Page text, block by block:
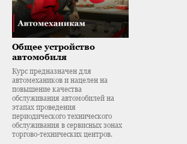
Общее устройство
автомобиля
Курс предназначен для
автомехаников и нацелен на
повышение качества
обслуживания автомобилей на
этапах проведения
периодического технического
обслуживания в сервисных зонах
торгово-технических центров.